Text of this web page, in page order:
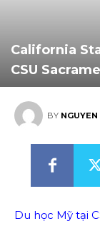
California
CSU
BY
Du học Mỹ tại